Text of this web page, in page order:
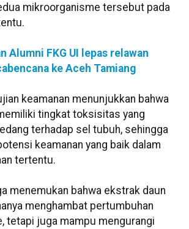
mikroorganisme tersebut pada
Alumni FKG UI lepas relawan
ke Aceh Tamiang
keamanan menunjukkan bahwa
tingkat toksisitas yang
terhadap sel tubuh, sehingga
keamanan yang baik dalam
tertentu.
menemukan bahwa ekstrak daun
menghambat pertumbuhan
tetapi juga mampu mengurangi